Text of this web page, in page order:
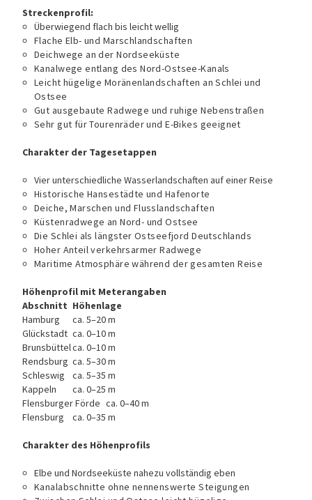
Streckenprofil:
Überwiegend flach bis leicht wellig
Flache Elb- und Marschlandschaften
Deichwege an der Nordseeküste
Kanalwege entlang des Nord-Ostsee-Kanals
Leicht hügelige Moränenlandschaften an Schlei und
Ostsee
Gut ausgebaute Radwege und ruhige Nebenstraßen
Sehr gut für Tourenräder und E-Bikes geeignet
Charakter der Tagesetappen
Vier unterschiedliche Wasserlandschaften auf einer Reise
Historische Hansestädte und Hafenorte
Deiche, Marschen und Flusslandschaften
Küstenradwege an Nord- und Ostsee
Die Schlei als längster Ostseefjord Deutschlands
Hoher Anteil verkehrsarmer Radwege
Maritime Atmosphäre während der gesamten Reise
Höhenprofil mit Meterangaben
Abschnitt Höhenlage
Hamburg
ca. 5–20 m
Glückstadt ca. 0–10 m
Brunsbüttelca. 0–10 m
Rendsburg ca. 5–30 m
Schleswig
ca. 5–35 m
Kappeln
ca. 0–25 m
Flensburger Förde ca. 0–40 m
Flensburg
ca. 0–35 m
Charakter des Höhenprofils
Elbe und Nordseeküste nahezu vollständig eben
Kanalabschnitte ohne nennenswerte Steigungen